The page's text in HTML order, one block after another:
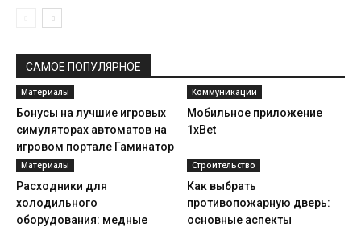
САМОЕ ПОПУЛЯРНОЕ
Материалы
Бонусы на лучшие игровых
симуляторах автоматов на
игровом портале Гаминатор
Слотс
Коммуникации
Мобильное приложение
1xBet
Материалы
Расходники для
холодильного
оборудования: медные
Строительство
Как выбрать
противопожарную дверь:
основные аспекты